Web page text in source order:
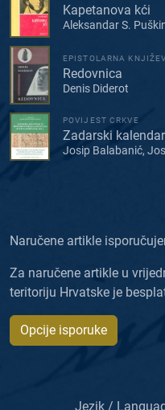
Kapetanova kći
Aleksandar S.
EPISTOLARNA
Redovnica
Denis Diderot
POVIJEST CRKVE
Zadarski
Josip Balabanić,
Naručene artikle
Za naručene artikle u
teritoriju Hrvatske je
Opcije isporuke
Jezik /